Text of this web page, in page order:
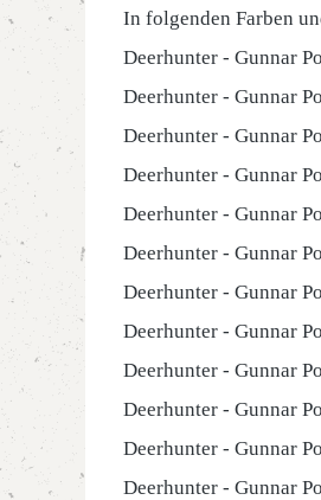
In folgenden Farben
Deerhunter - Gunnar
Deerhunter - Gunnar
Deerhunter - Gunnar
Deerhunter - Gunnar
Deerhunter - Gunnar
Deerhunter - Gunnar
Deerhunter - Gunnar
Deerhunter - Gunnar
Deerhunter - Gunnar
Deerhunter - Gunnar
Deerhunter - Gunnar
Deerhunter - Gunnar